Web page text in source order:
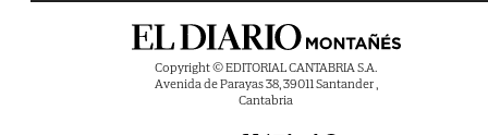
Copyright © EDITORIAL CANTABRIA S.A.
Avenida de Parayas 38, 39011 Santander ,
Cantabria